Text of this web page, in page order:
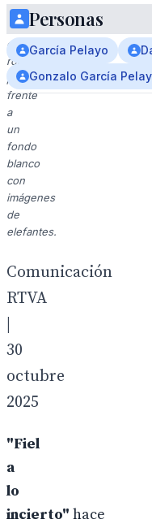
con
una
chaqueta
roja,
posa
frente
a
un
fondo
blanco
con
imágenes
de
elefantes.
Comunicación
RTVA
30
octubre
2025
"Fiel
a
lo
incierto" hace
Personas
García Pelayo
Gonzalo García